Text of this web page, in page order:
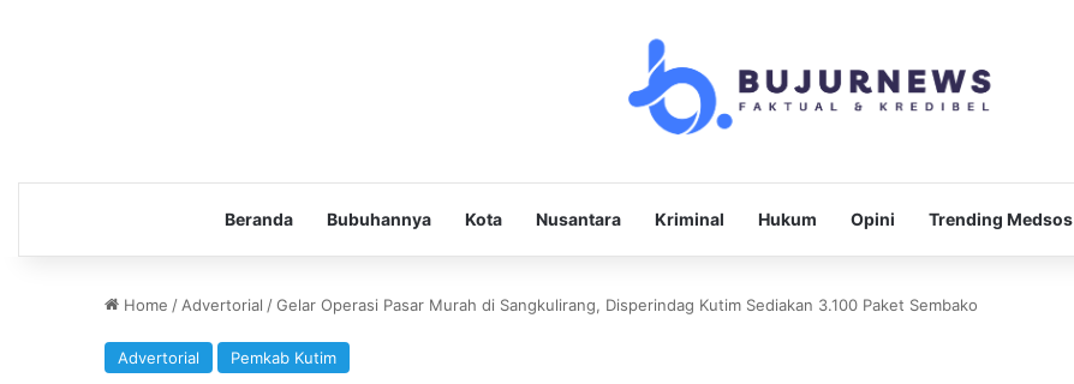
Beranda Bubuhannya Kota Nusantara Kriminal Hukum Opini Trending Medsos
Home / Advertorial /Gelar Operasi Pasar Murah di Sangkulirang, Disperindag Kutim Sediakan 3.100 Paket Sembako
Advertorial Pemkab Kutim